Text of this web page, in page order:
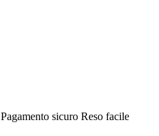
Pagamento sicuro Reso facile